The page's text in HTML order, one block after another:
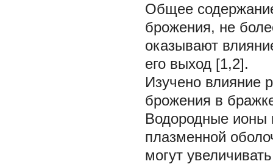
Общее
брожения, не
оказывают
его выход [1,2].
Изучено влияние
брожения в
Водородные ионы
плазменной
могут